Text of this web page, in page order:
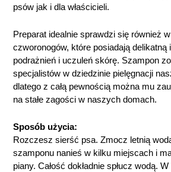
psów jak i dla właścicieli.
Preparat idealnie sprawdzi się również
czworonogów, które posiadają delikatną
podrażnień i uczuleń skórę. Szampon
specjalistów w dziedzinie pielęgnacji
dlatego z całą pewnością można mu
na stałe zagości w naszych domach.
Sposób użycia:
Rozczesz sierść psa. Zmocz letnią
szamponu nanieś w kilku miejscach i
piany. Całość dokładnie spłucz wodą.